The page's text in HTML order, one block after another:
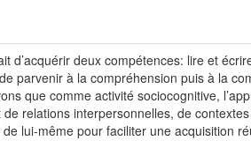
d’acquérir deux compétences: lire et
parvenir à la compréhension puis à la
que comme activité sociocognitive,
relations interpersonnelles, de
lui-même pour faciliter une acquisition